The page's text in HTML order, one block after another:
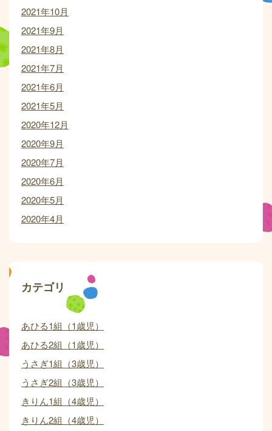
2021年10月
2021年9月
2021年8月
2021年7月
2021年6月
2021年5月
2020年12月
2020年9月
2020年7月
2020年6月
2020年5月
2020年4月
カテゴリ
あひる1組（1歳児）
あひる2組（1歳児）
うさぎ1組（3歳児）
うさぎ2組（3歳児）
きりん1組（4歳児）
きりん2組（4歳児）